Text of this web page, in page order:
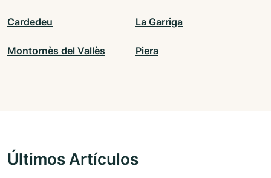
Cardedeu La Garriga
Montornès del Vallès Piera
Últimos Artículos